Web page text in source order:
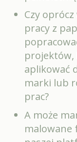
Czy
pracy z
projektów,
aplikować
marki lub
prac?
A może
malowane